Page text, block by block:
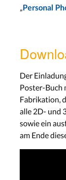
„ Personal
Der
Poster-Buch
Fabrikation,
alle 2D- und
sowie ein
am Ende